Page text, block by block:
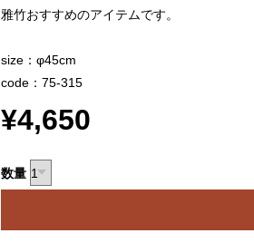
雅竹おすすめのアイテムです。
size：φ45cm
code：75-315
¥4,650
数量